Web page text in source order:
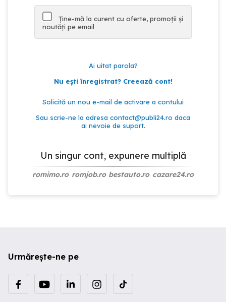
Ține-mă la curent cu oferte, promoții și
noutăți pe email
Ai uitat parola?
Nu ești înregistrat? Creează cont!
Solicită un nou e-mail de activare a contului
Sau scrie-ne la adresa contact@publi24.ro daca
ai nevoie de suport.
Un singur cont, expunere multiplă
romimo.ro romjob.ro bestauto.ro cazare24.ro
Urmărește-ne pe